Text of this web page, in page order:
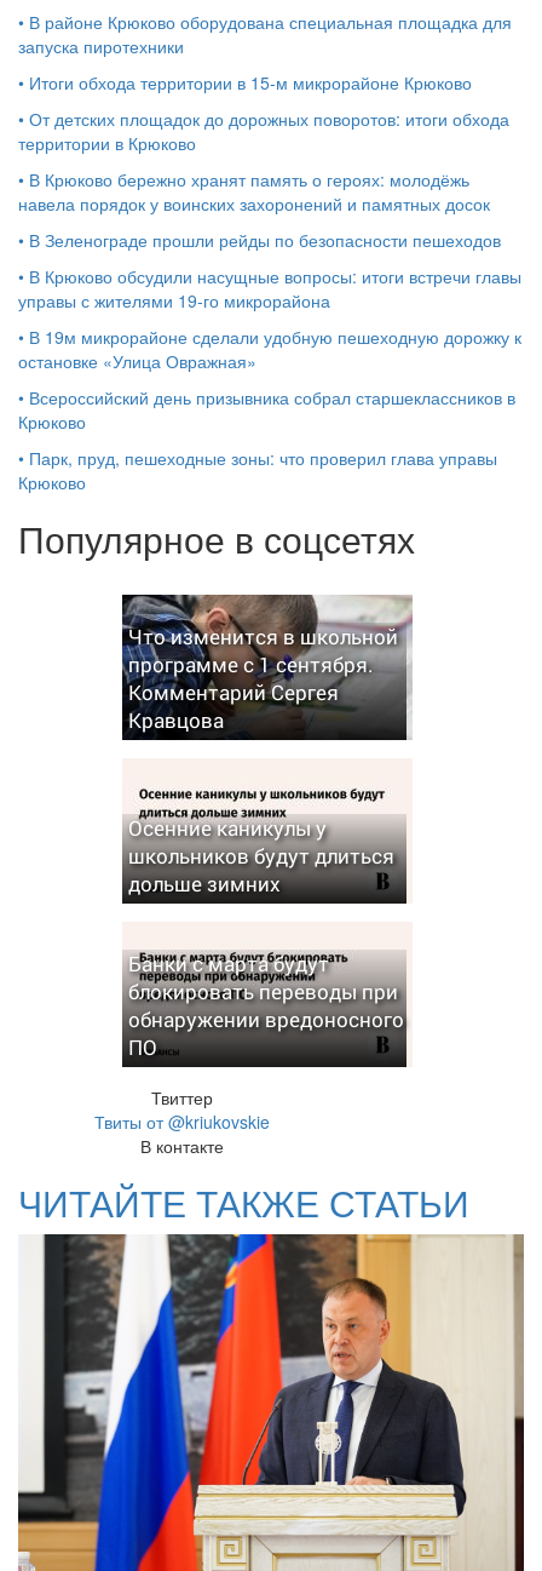
• В районе Крюково оборудована специальная площадка для
запуска пиротехники
• Итоги обхода территории в 15‑м микрорайоне Крюково
• От детских площадок до дорожных поворотов: итоги обхода
территории в Крюково
• В Крюково бережно хранят память о героях: молодёжь
навела порядок у воинских захоронений и памятных досок
• В Зеленограде прошли рейды по безопасности пешеходов
• В Крюково обсудили насущные вопросы: итоги встречи главы
управы с жителями 19‑го микрорайона
• В 19м микрорайоне сделали удобную пешеходную дорожку к
остановке «Улица Овражная»
• Всероссийский день призывника собрал старшеклассников в
Крюково
• Парк, пруд, пешеходные зоны: что проверил глава управы
Крюково
Популярное в соцсетях
Что изменится в школьной
программе с 1 сентября.
Комментарий Сергея
Кравцова
Осенние каникулы у
школьников будут длиться
дольше зимних
Банки с марта будут
блокировать переводы при
обнаружении вредоносного
ПО
Твиттер
Твиты от @kriukovskie
В контакте
ЧИТАЙТЕ ТАКЖЕ СТАТЬИ